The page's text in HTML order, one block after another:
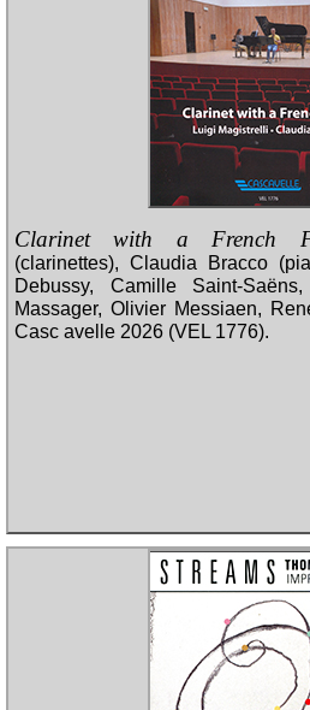
Clarinet with a French
(clarinettes), Claudia Bracco
Debussy, Camille Saint-
Massager, Olivier Messiaen,
Casc avelle 2026 (VEL 1776).